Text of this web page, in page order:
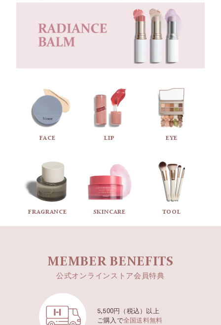
FACE LIP EYE
FRAGRANCE SKINCARE TOOL
MEMBER BENEFITS
公式オンラインストア会員特典
5,500円（税込）以上
ご購入で全国送料無料